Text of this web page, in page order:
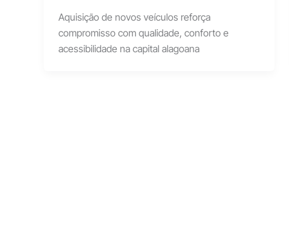
Aquisição de novos veículos reforça
compromisso com qualidade, conforto e
acessibilidade na capital alagoana